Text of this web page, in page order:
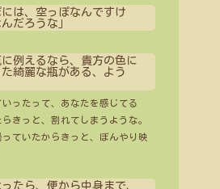
には、空っぽなんですけ
だろうな」
に例えるなら、貴方の色に
綺麗な瓶がある、よう
ったって、あなたを感じてる
きっと、割れてしまうような。
ていたからきっと、ぼんやり映
ったら、便から中身まで、